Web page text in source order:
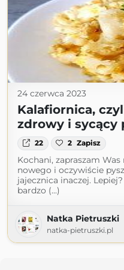
24 czerwca 2023
Kalafiornica,
zdrowy i sycący
22 2 Zapisz
Kochani, zapraszam
nowego i oczywiście
jajecznica inaczej.
bardzo (...)
Natka Pietruszki
natka-pietruszki.pl